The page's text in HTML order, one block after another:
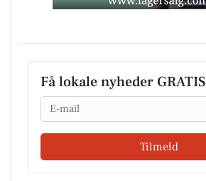
Få lokale nyheder GRATIS
Email
Tilmeld